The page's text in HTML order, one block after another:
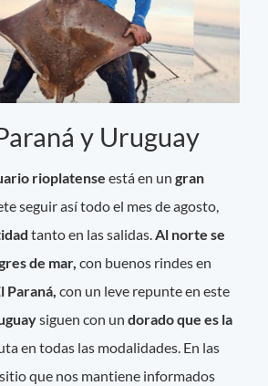
y Uruguay
rioplatense está en ungran
seguir así todo el mes de agosto,
tanto en las salidas.Al norte se
de mar, con buenos rindes en
Paraná, con un leve repunte en este
siguen con undorado que es la
en todas las modalidades. En las
que nos mantiene informados